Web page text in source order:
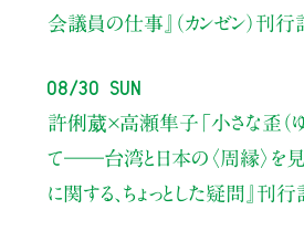
会議員の仕事』（カンゼン）刊
08/30 Sun
許俐葳×高瀬隼子 「小さな歪
て――台湾と日本の〈周縁〉を見
に関する、ちょっとした疑問』刊